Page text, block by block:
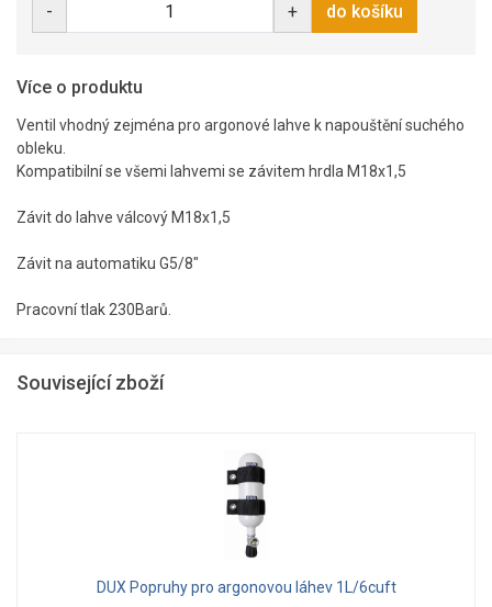
- + do košíku
Více o produktu
Ventil vhodný zejména pro argonové lahve k napouštění suchého
obleku.
Kompatibilní se všemi lahvemi se závitem hrdla M18x1,5
Závit do lahve válcový M18x1,5
Závit na automatiku G5/8"
Pracovní tlak 230Barů.
Související zboží
DUX Popruhy pro argonovou láhev 1L/6cuft